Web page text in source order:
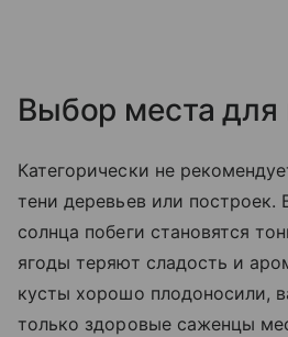
Выбор места для
Категорически не
тени деревьев или построек.
солнца побеги становятся
ягоды теряют сладость и
кусты хорошо плодоносили,
только здоровые саженцы